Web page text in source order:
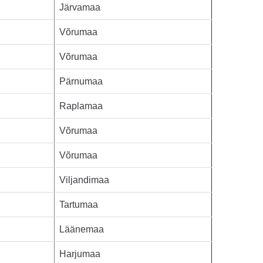
Järvamaa
Võrumaa
Võrumaa
Pärnumaa
Raplamaa
Võrumaa
Võrumaa
Viljandimaa
Tartumaa
Läänemaa
Harjumaa